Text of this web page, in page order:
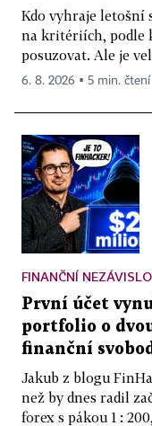
Kdo vyhraje letošní
na kritériích, podle
posuzovat. Ale je
6. 8. 2026 ▪ 5 min. čtení
FINANČNÍ
První účet
portfolio o
finanční
Jakub z blogu
než by dnes radil
forex s pákou 1 :